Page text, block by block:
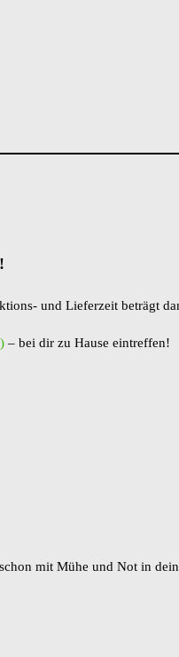
und Lieferzeit beträgt
– bei dir zu Hause eintreffen!
mit Mühe und Not in